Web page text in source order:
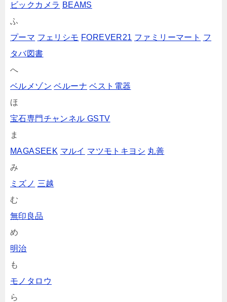
ビックカメラ BEAMS
ふ
プーマ フェリシモ FOREVER21 ファミリーマート フ
タバ図書
へ
ベルメゾン ベルーナ ベスト電器
ほ
宝石専門チャンネル GSTV
ま
MAGASEEK マルイ マツモトキヨシ 丸善
み
ミズノ 三越
む
無印良品
め
明治
も
モノタロウ
ら